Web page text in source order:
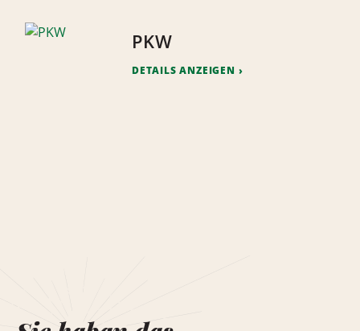
PKW
DETAILS ANZEIGEN